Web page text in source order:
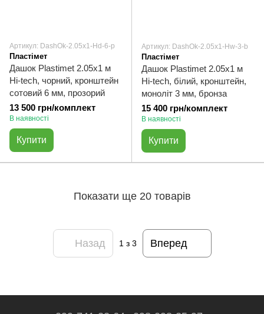
Артикул: DashOk-2.05x1-Hd-6-p
Пластімет
Дашок Plastimet 2.05x1 м
Hi-tech, чорний, кронштейн
сотовий 6 мм, прозорий
13 500 грн/комплект
В наявності
Купити
Артикул: DashOk-2.05x1-Hw-3-b
Пластімет
Дашок Plastimet 2.05x1 м
Hi-tech, білий, кронштейн,
моноліт 3 мм, бронза
15 400 грн/комплект
В наявності
Купити
Показати ще 20 товарів
Назад 1 з 3 Вперед